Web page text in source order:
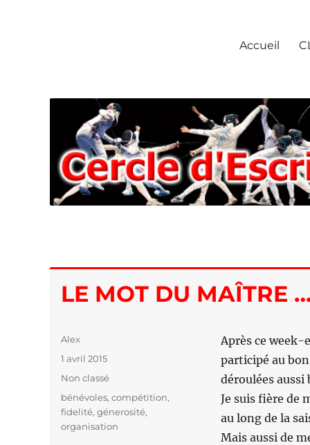
Accueil
LE MOT DU MAÎTRE
Après ce week-
participé au
déroulées aussi
Je suis fière de
au long de la
Mais aussi de
Auteur
Alex
Publié
le
1 avril 2015
Catégories
Non classé
Étiquettes
bénévoles, compétition,
fidelité, génerosité,
organisation